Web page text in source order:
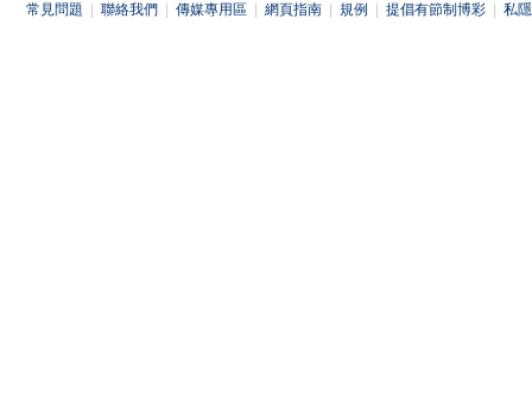
常見問題 聯絡我們 傳媒專用區 網頁指南 規例 提倡有節制博彩 私